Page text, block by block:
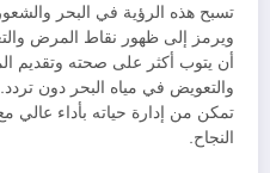
تسبح هذه الرؤية في البحر
ويرمز إلى ظهور نقاط المرض
أن يتوب أكثر على صحته وتقديم
والتعويض في مياه البحر دون
تمكن من إدارة حياته بأداء
النجاح.